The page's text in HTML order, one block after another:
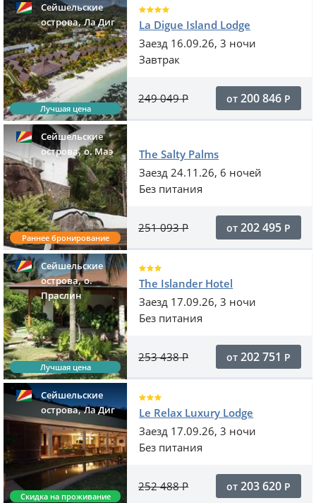
Сейшельские
острова,Ла Диг
Лучшая цена
La Digue Island Lodge
Заезд 16.09.26, 3 ночи
Завтрак
249 049Р от 200 846 Р
Сейшельские
острова,o. Маэ
Раннее бронирование
The Salty Palms
Заезд 24.11.26, 6 ночей
Без питания
251 093Р от 202 495 Р
Сейшельские
острова,о.
Праслин
Лучшая цена
The Islander Hotel
Заезд 17.09.26, 3 ночи
Без питания
253 438Р от 202 751 Р
Сейшельские
острова,Ла Диг
Скидка на проживание
Le Relax Luxury Lodge
Заезд 17.09.26, 3 ночи
Без питания
252 488Р от 203 620 Р